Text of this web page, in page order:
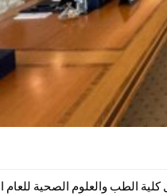
الطب والعلوم الصحية للعام